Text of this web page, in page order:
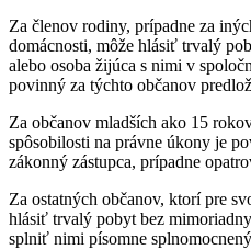
Za členov rodiny, prípadne za
domácnosti, môže hlásiť trvalý
alebo osoba žijúca s nimi v
povinný za týchto občanov
Za občanov mladších ako 15
spôsobilosti na právne úkony je
zákonný zástupca, prípadne
Za ostatných občanov, ktorí pre
hlásiť trvalý pobyt bez
splniť nimi písomne